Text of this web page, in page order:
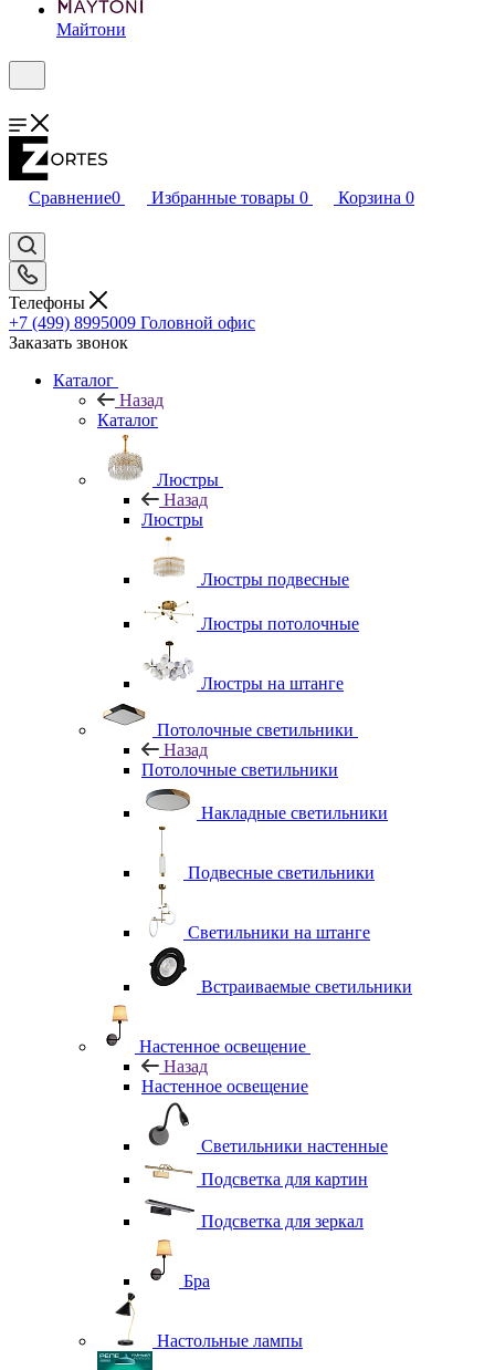
Майтони
Сравнение0 Избранные товары 0 Корзина 0
Телефоны
+7 (499) 8995009 Головной офис
Заказать звонок
Каталог
Назад
Каталог
Люстры
Назад
Люстры
Люстры подвесные
Люстры потолочные
Люстры на штанге
Потолочные светильники
Назад
Потолочные светильники
Накладные светильники
Подвесные светильники
Светильники на штанге
Встраиваемые светильники
Настенное освещение
Назад
Настенное освещение
Светильники настенные
Подсветка для картин
Подсветка для зеркал
Бра
Настольные лампы